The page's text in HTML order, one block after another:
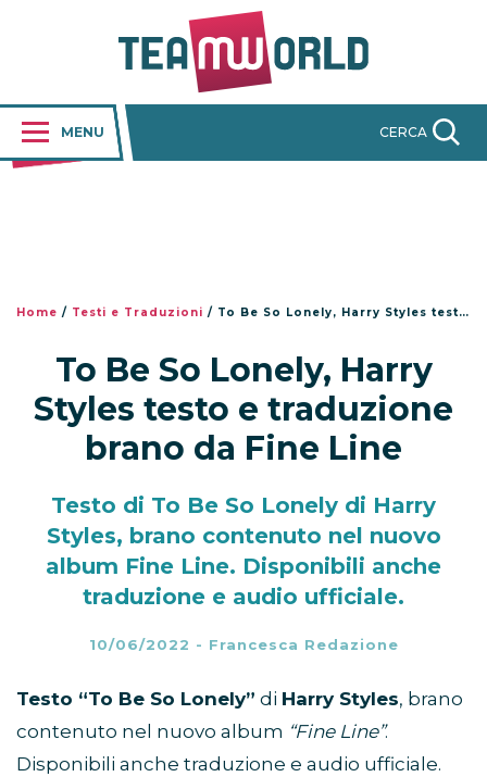
MENU CERCA
Home / Testi e Traduzioni / To Be So Lonely, Harry Styles testo e traduzione brano da Fine Line
To Be So Lonely, Harry
Styles testo e traduzione
brano da Fine Line
Testo di To Be So Lonely di Harry
Styles, brano contenuto nel nuovo
album Fine Line. Disponibili anche
traduzione e audio ufficiale.
10/06/2022 - Francesca Redazione
Testo “To Be So Lonely” di Harry Styles, brano
contenuto nel nuovo album “Fine Line”.
Disponibili anche traduzione e audio ufficiale.